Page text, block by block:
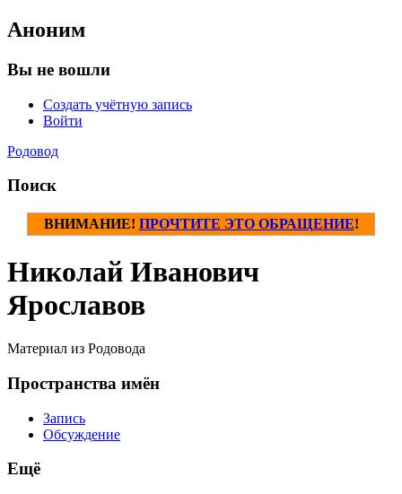
Аноним
Вы не вошли
Создать учётную запись
Войти
Родовод
Поиск
ВНИМАНИЕ! ПРОЧТИТЕ ЭТО ОБРАЩЕНИЕ!
Николай Иванович
Ярославов
Материал из Родовода
Пространства имён
Запись
Обсуждение
Ещё